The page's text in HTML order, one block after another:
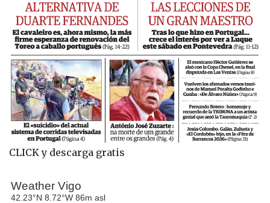
CLICK y descarga gratis